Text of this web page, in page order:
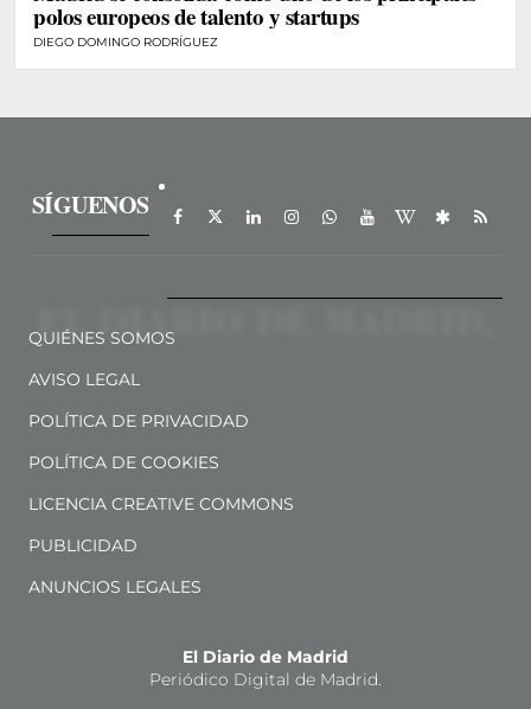
polos europeos de talento y startups
DIEGO DOMINGO RODRÍGUEZ
SÍGUENOS
QUIÉNES SOMOS
AVISO LEGAL
POLÍTICA DE PRIVACIDAD
POLÍTICA DE COOKIES
LICENCIA CREATIVE COMMONS
PUBLICIDAD
ANUNCIOS LEGALES
El Diario de Madrid
Periódico Digital de Madrid.